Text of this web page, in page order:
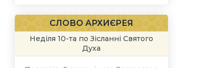
СЛОВО АРХИЄРЕЯ
Неділя 10-та по Зісланні Святого
Духа